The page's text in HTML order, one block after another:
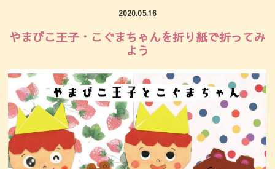
2020.05.16
やまびこ王子・こぐまちゃんを折り紙で折ってみ
よう